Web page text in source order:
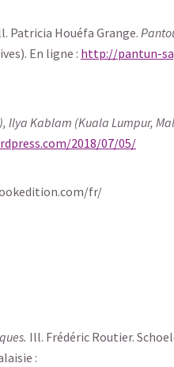
Patricia Houéfa Grange.
En ligne : http://pantun-
Ilya Kablam (Kuala Lumpur,
2018/07/05/
fr/
Ill. Frédéric Routier.
: